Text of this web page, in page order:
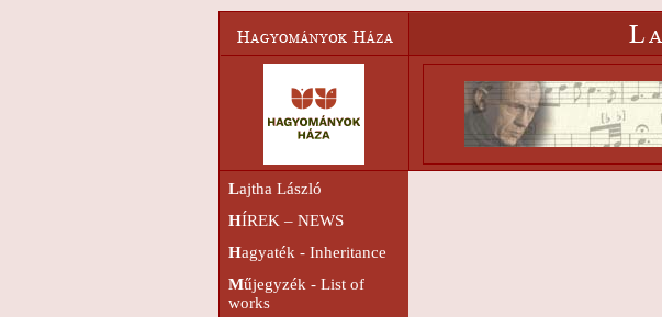
Lajtha László
HÍREK – NEWS
Hagyaték - Inheritance
Műjegyzék - List of
works